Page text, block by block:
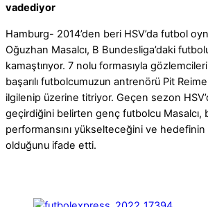
vadediyor
Hamburg- 2014’den beri HSV’da futbol
Oğuzhan Masalcı, B Bundesliga’daki
kamaştırıyor. 7 nolu formasıyla
başarılı futbolcumuzun antrenörü Pit
ilgilenip üzerine titriyor. Geçen sezon
geçirdiğini belirten genç futbolcu Masalcı,
performansını yükselteceğini ve
olduğunu ifade etti.